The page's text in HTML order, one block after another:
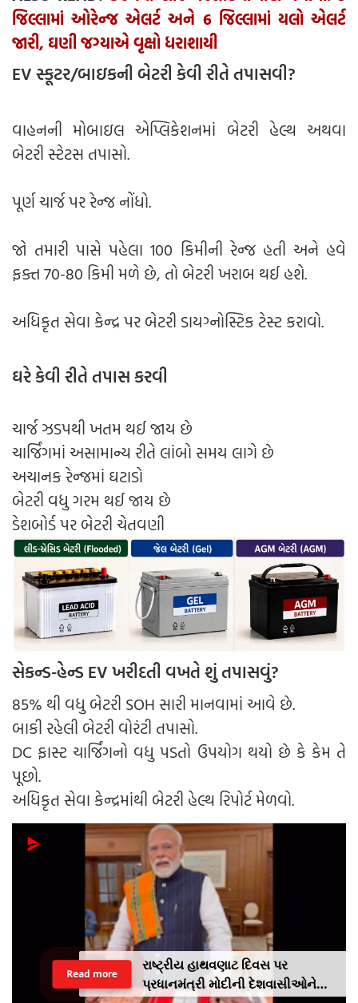
જિલ્લામાં ઓરેન્જ એલર્ટ અને 6 જિલ્લામાં યલો એલર્ટ
જારી, ઘણી જગ્યાએ વૃક્ષો ધરાશાયી
EV સ્કૂટર/બાઇકની બેટરી કેવી રીતે તપાસવી?
વાહનની મોબાઇલ એપ્લિકેશનમાં બેટરી હેલ્થ અથવા
બેટરી સ્ટેટસ તપાસો.
પૂર્ણ ચાર્જ પર રેન્જ નોંધો.
જો તમારી પાસે પહેલા 100 કિમીની રેન્જ હતી અને હવે
ફક્ત 70-80 કિમી મળે છે, તો બેટરી ખરાબ થઈ હશે.
અધિકૃત સેવા કેન્દ્ર પર બેટરી ડાયગ્નોસ્ટિક ટેસ્ટ કરાવો.
ઘરે કેવી રીતે તપાસ કરવી
ચાર્જ ઝડપથી ખતમ થઈ જાય છે
ચાર્જિંગમાં અસામાન્ય રીતે લાંબો સમય લાગે છે
અચાનક રેન્જમાં ઘટાડો
બેટરી વધુ ગરમ થઈ જાય છે
ડેશબોર્ડ પર બેટરી ચેતવણી
સેકન્ડ-હેન્ડ EV ખરીદતી વખતે શું તપાસવું?
85% થી વધુ બેટરી SOH સારી માનવામાં આવે છે.
બાકી રહેલી બેટરી વોરંટી તપાસો.
DC ફાસ્ટ ચાર્જિંગનો વધુ પડતો ઉપયોગ થયો છે કે કેમ તે
પૂછો.
અધિકૃત સેવા કેન્દ્રમાંથી બેટરી હેલ્થ રિપોર્ટ મેળવો.
રાષ્ટ્રીય હાથવણાટ દિવસ પર
પ્રધાનમંત્રી મોદીની દેશવાસીઓને
Read more